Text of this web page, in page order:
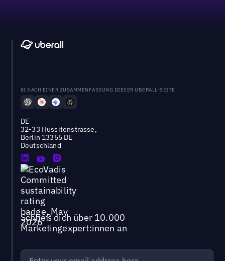
KI NACH EINER ZUSAMMENFASSUNG DIESER UBERALL-SEITE
DE
32-33 Hussitenstrasse,
Berlin 13355 DE
Deutschland
Schließ dich über 10.000
Marketingexpert:innen an